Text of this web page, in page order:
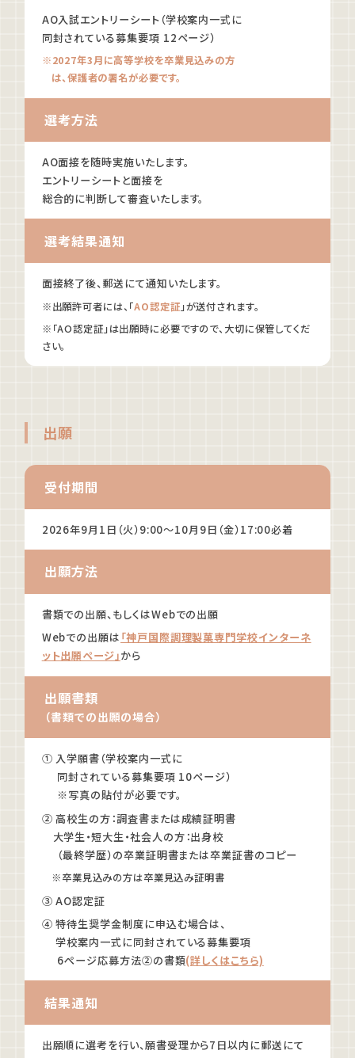
情報公開
お問い合わせ
AO入試エントリーシート（学校案内一式に
同封されている募集要項 12ページ）
※2027年3月に高等学校を卒業見込みの方
は、保護者の署名が必要です。
選考方法
AO面接を随時実施いたします。
エントリーシートと面接を
総合的に判断して審査いたします。
選考結果通知
面接終了後、郵送にて通知いたします。
※出願許可者には、「AO認定証 」が送付されます。
※「AO認定証」は出願時に必要ですので、大切に保管してくだ
さい。
出願
受付期間
2026年9月1日（火）9:00～10月9日（金）17:00必着
出願方法
書類での出願、もしくはWebでの出願
Webでの出願は 「神戸国際調理製菓専門学校インターネ
ット出願ページ」から
出願書類
（書類での出願の場合）
① 入学願書（学校案内一式に
同封されている募集要項 10ページ）
※写真の貼付が必要です。
② 高校生の方：調査書または成績証明書
大学生・短大生・社会人の方：出身校
（最終学歴）の卒業証明書または卒業証書のコピー
※卒業見込みの方は卒業見込み証明書
③ AO認定証
④ 特待生奨学金制度に申込む場合は、
学校案内一式に同封されている募集要項
6ぺージ応募方法②の書類(詳しくはこちら)
結果通知
出願順に選考を行い、願書受理から7日以内に郵送にて